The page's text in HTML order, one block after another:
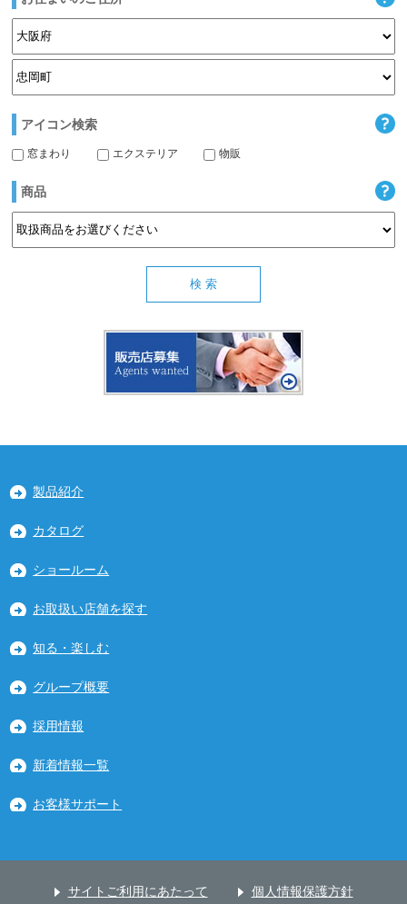
アイコン検索
窓まわり エクステリア 物販
商品
製品紹介
カタログ
ショールーム
お取扱い店舗を探す
知る・楽しむ
グループ概要
採用情報
新着情報一覧
お客様サポート
サイトご利用にあたって 個人情報保護方針